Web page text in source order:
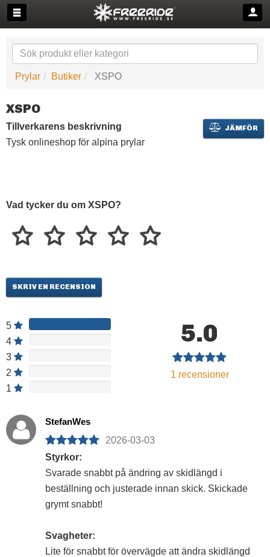
Prylar Butiker XSPO
XSPO
JÄMFÖR
Tillverkarens beskrivning
Tysk onlineshop för alpina prylar
Vad tycker du om XSPO?
SKRIV EN RECENSION
5
4
3
2
1
5.0
1 recensioner
StefanWes
2026-03-03
Styrkor:
Svarade snabbt på ändring av skidlängd i
beställning och justerade innan skick. Skickade
grymt snabbt!
Svagheter:
Lite för snabbt för övervägde att ändra skidlängd